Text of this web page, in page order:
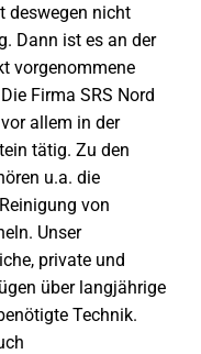
deswegen nicht
Dann ist es an der
vorgenommene
Firma SRS Nord
allem in der
tätig. Zu den
u.a. die
von
Unser
private und
über langjährige
Technik.